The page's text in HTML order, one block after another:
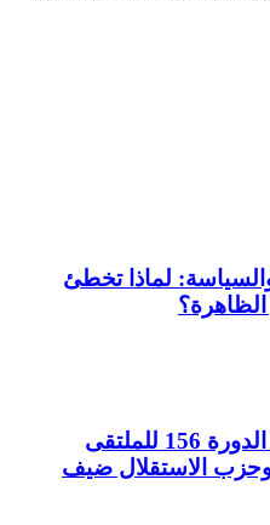
لماذا تخطئ
المؤسسة الدبلوماسية تنظم الدورة 156 للملتقى
بحضور 40 دولة وحزب الاستقلال ضيف